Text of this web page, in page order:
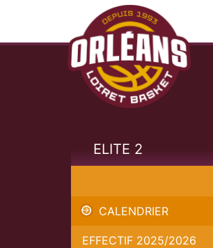
ELITE 2
CALENDRIER
EFFECTIF 2025/2026